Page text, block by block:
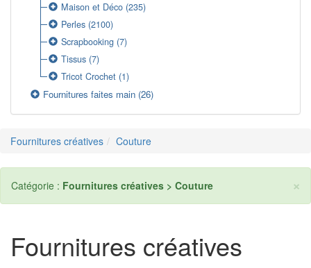
Maison et Déco (235)
Perles (2100)
Scrapbooking (7)
Tissus (7)
Tricot Crochet (1)
Fournitures faites main (26)
Fournitures créatives Couture
×
Catégorie : Fournitures créatives > Couture
Fournitures créatives